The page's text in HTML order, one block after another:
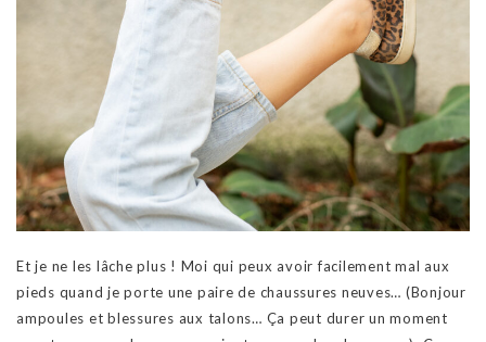
Et je ne les lâche plus ! Moi qui peux avoir facilement mal aux
pieds quand je porte une paire de chaussures neuves… (Bonjour
ampoules et blessures aux talons… Ça peut durer un moment